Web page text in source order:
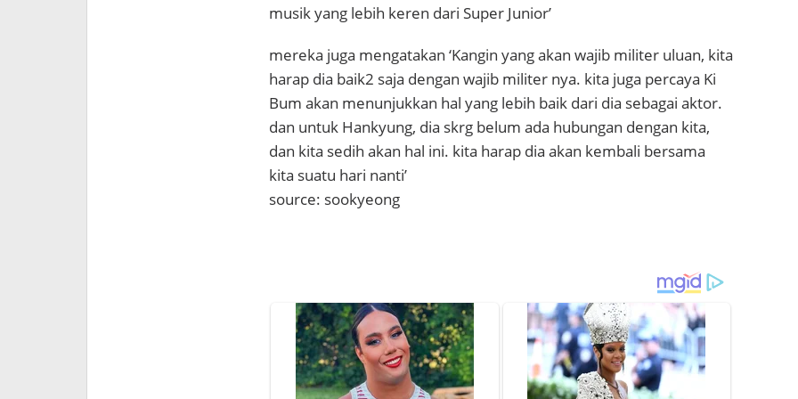
musik yang lebih keren dari Super Junior’
mereka juga mengatakan ‘Kangin yang akan wajib militer uluan, kita
harap dia baik2 saja dengan wajib militer nya. kita juga percaya Ki
Bum akan menunjukkan hal yang lebih baik dari dia sebagai aktor.
dan untuk Hankyung, dia skrg belum ada hubungan dengan kita,
dan kita sedih akan hal ini. kita harap dia akan kembali bersama
kita suatu hari nanti’
source: sookyeong